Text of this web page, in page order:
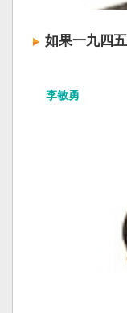
如果一九四
李敏勇